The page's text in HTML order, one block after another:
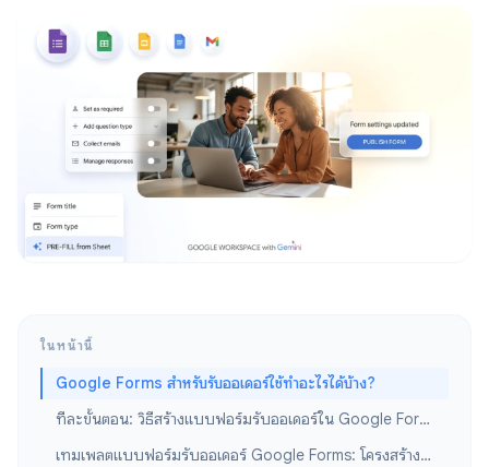
ในหน้านี้
Google Forms สำหรับรับออเดอร์ใช้ทำอะไรได้บ้าง?
ทีละขั้นตอน: วิธีสร้างแบบฟอร์มรับออเดอร์ใน Google Forms
เทมเพลตแบบฟอร์มรับออเดอร์ Google Forms: โครงสร้างสำเร็จรูป